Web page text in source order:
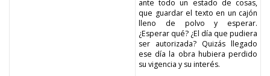
ante todo un estado de cosas,
que guardar el texto en un cajón
lleno de polvo y esperar.
¿Esperar qué? ¿El día que pudiera
ser autorizada? Quizás llegado
ese día la obra hubiera perdido
su vigencia y su interés.